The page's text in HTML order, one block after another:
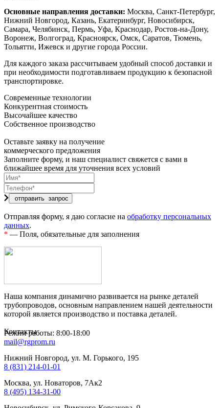
Основные направления доставки: Москва, Санкт-Петербург,
Нижний Новгород, Казань, Екатеринбург, Новосибирск,
Самара, Челябинск, Пермь, Уфа, Краснодар, Ростов-на-Дону,
Воронеж, Волгоград, Красноярск, Омск, Саратов, Тюмень,
Тольятти, Ижевск и другие города России.
Для каждого заказа рассчитываем удобный способ доставки и
при необходимости подготавливаем продукцию к безопасной
транспортировке.
Современные технологии
Конкурентная стоимость
Высочайшее качество
Собственное производство
Оставьте заявку на получение
коммерческого предложения
Заполните форму, и наш специалист свяжется с вами в
ближайшее время для уточнения всех условий
Отправляя форму, я даю согласие на обработку персональных
данных.
* — Поля, обязательные для заполнения
Наша компания динамично развивается на рынке деталей
трубопроводов, основным направлением нашей деятельности
которой является производство и поставка деталей.
Контакты
Режим работы: 8:00-18:00
mail@rgprom.ru
Нижний Новгород, ул. М. Горького, 195
8 (831) 214-01-01
Москва, ул. Новаторов, 7Ак2
8 (495) 134-31-00